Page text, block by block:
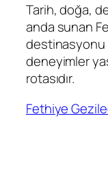
Tarih, doğa,
anda sunan
destinasyonu
deneyimler
rotasıdır.
Fethiye